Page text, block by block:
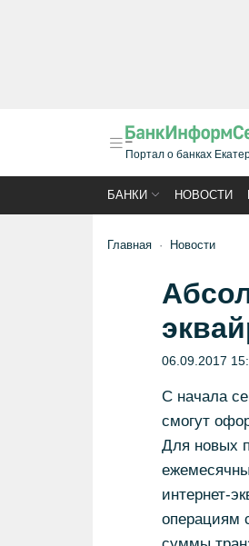
Портал о банках
БАНКИ НОВОСТИ
Главная Новости
06.09.2017
С начала
смогут
Для новых
интернет-
операциям